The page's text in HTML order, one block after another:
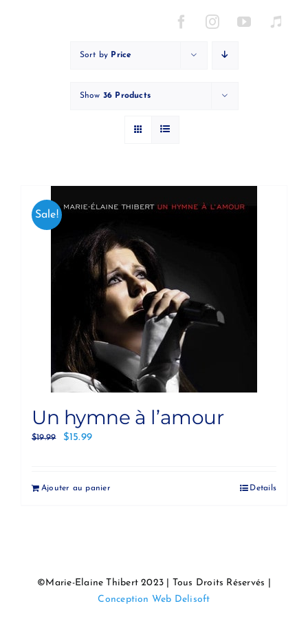
Sort by Price
Show 36 Products
Sale!
Un hymne à l’amour
$19.99 $15.99
Ajouter au panier Details
©Marie-Elaine Thibert 2023 | Tous Droits Réservés |
Conception Web Delisoft